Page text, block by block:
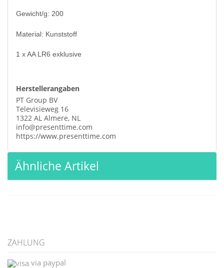
Gewicht/g: 200
Material: Kunststoff
1 x AA LR6 exklusive
Herstellerangaben
PT Group BV
Televisieweg 16
1322 AL Almere, NL
info@presenttime.com
https://www.presenttime.com
Ähnliche Artikel
ZAHLUNG
via paypal